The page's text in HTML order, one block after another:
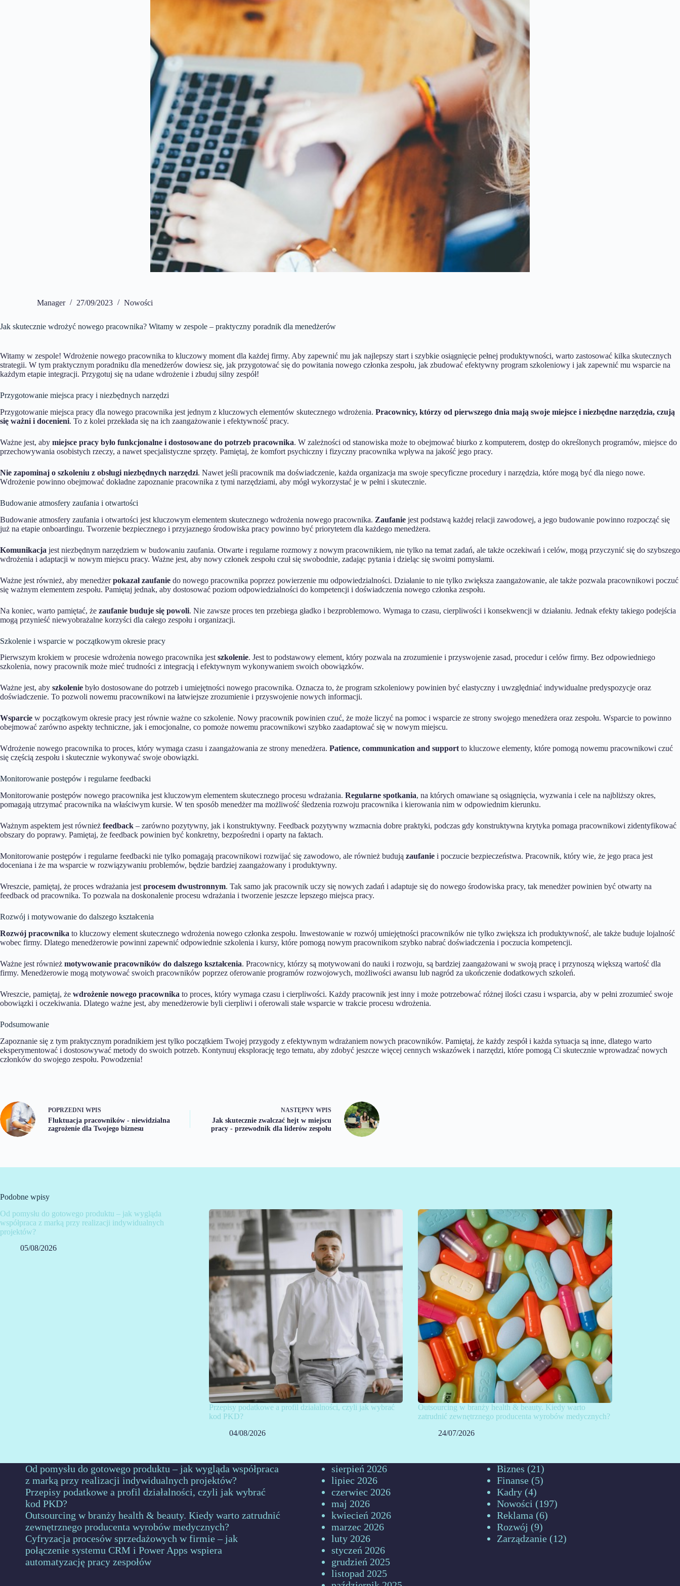
Manager 27/09/2023 Nowości
Jak skutecznie wdrożyć nowego pracownika? Witamy w zespole – praktyczny poradnik dla menedżerów
Witamy w zespole! Wdrożenie nowego pracownika to kluczowy moment dla każdej firmy. Aby zapewnić mu jak najlepszy start i szybkie osiągnięcie pełnej produktywności, warto zastosować kilka skutecznych
strategii. W tym praktycznym poradniku dla menedżerów dowiesz się, jak przygotować się do powitania nowego członka zespołu, jak zbudować efektywny program szkoleniowy i jak zapewnić mu wsparcie na
każdym etapie integracji. Przygotuj się na udane wdrożenie i zbuduj silny zespół!
Przygotowanie miejsca pracy i niezbędnych narzędzi
Przygotowanie miejsca pracy dla nowego pracownika jest jednym z kluczowych elementów skutecznego wdrożenia. Pracownicy, którzy od pierwszego dnia mają swoje miejsce i niezbędne narzędzia, czują
się ważni i docenieni. To z kolei przekłada się na ich zaangażowanie i efektywność pracy.
Ważne jest, aby miejsce pracy było funkcjonalne i dostosowane do potrzeb pracownika. W zależności od stanowiska może to obejmować biurko z komputerem, dostęp do określonych programów, miejsce do
przechowywania osobistych rzeczy, a nawet specjalistyczne sprzęty. Pamiętaj, że komfort psychiczny i fizyczny pracownika wpływa na jakość jego pracy.
Nie zapominaj o szkoleniu z obsługi niezbędnych narzędzi. Nawet jeśli pracownik ma doświadczenie, każda organizacja ma swoje specyficzne procedury i narzędzia, które mogą być dla niego nowe.
Wdrożenie powinno obejmować dokładne zapoznanie pracownika z tymi narzędziami, aby mógł wykorzystać je w pełni i skutecznie.
Budowanie atmosfery zaufania i otwartości
Budowanie atmosfery zaufania i otwartości jest kluczowym elementem skutecznego wdrożenia nowego pracownika. Zaufanie jest podstawą każdej relacji zawodowej, a jego budowanie powinno rozpocząć się
już na etapie onboardingu. Tworzenie bezpiecznego i przyjaznego środowiska pracy powinno być priorytetem dla każdego menedżera.
Komunikacja jest niezbędnym narzędziem w budowaniu zaufania. Otwarte i regularne rozmowy z nowym pracownikiem, nie tylko na temat zadań, ale także oczekiwań i celów, mogą przyczynić się do szybszego
wdrożenia i adaptacji w nowym miejscu pracy. Ważne jest, aby nowy członek zespołu czuł się swobodnie, zadając pytania i dzieląc się swoimi pomysłami.
Ważne jest również, aby menedżerpokazał zaufanie do nowego pracownika poprzez powierzenie mu odpowiedzialności. Działanie to nie tylko zwiększa zaangażowanie, ale także pozwala pracownikowi poczuć
się ważnym elementem zespołu. Pamiętaj jednak, aby dostosować poziom odpowiedzialności do kompetencji i doświadczenia nowego członka zespołu.
Na koniec, warto pamiętać, że zaufanie buduje się powoli. Nie zawsze proces ten przebiega gładko i bezproblemowo. Wymaga to czasu, cierpliwości i konsekwencji w działaniu. Jednak efekty takiego podejścia
mogą przynieść niewyobrażalne korzyści dla całego zespołu i organizacji.
Szkolenie i wsparcie w początkowym okresie pracy
Pierwszym krokiem w procesie wdrożenia nowego pracownika jest szkolenie. Jest to podstawowy element, który pozwala na zrozumienie i przyswojenie zasad, procedur i celów firmy. Bez odpowiedniego
szkolenia, nowy pracownik może mieć trudności z integracją i efektywnym wykonywaniem swoich obowiązków.
Ważne jest, aby szkolenie było dostosowane do potrzeb i umiejętności nowego pracownika. Oznacza to, że program szkoleniowy powinien być elastyczny i uwzględniać indywidualne predyspozycje oraz
doświadczenie. To pozwoli nowemu pracownikowi na łatwiejsze zrozumienie i przyswojenie nowych informacji.
Wsparcie w początkowym okresie pracy jest równie ważne co szkolenie. Nowy pracownik powinien czuć, że może liczyć na pomoc i wsparcie ze strony swojego menedżera oraz zespołu. Wsparcie to powinno
obejmować zarówno aspekty techniczne, jak i emocjonalne, co pomoże nowemu pracownikowi szybko zaadaptować się w nowym miejscu.
Wdrożenie nowego pracownika to proces, który wymaga czasu i zaangażowania ze strony menedżera. Patience, communication and support to kluczowe elementy, które pomogą nowemu pracownikowi czuć
się częścią zespołu i skutecznie wykonywać swoje obowiązki.
Monitorowanie postępów i regularne feedbacki
Monitorowanie postępów nowego pracownika jest kluczowym elementem skutecznego procesu wdrażania. Regularne spotkania, na których omawiane są osiągnięcia, wyzwania i cele na najbliższy okres,
pomagają utrzymać pracownika na właściwym kursie. W ten sposób menedżer ma możliwość śledzenia rozwoju pracownika i kierowania nim w odpowiednim kierunku.
Ważnym aspektem jest również feedback – zarówno pozytywny, jak i konstruktywny. Feedback pozytywny wzmacnia dobre praktyki, podczas gdy konstruktywna krytyka pomaga pracownikowi zidentyfikować
obszary do poprawy. Pamiętaj, że feedback powinien być konkretny, bezpośredni i oparty na faktach.
Monitorowanie postępów i regularne feedbacki nie tylko pomagają pracownikowi rozwijać się zawodowo, ale również budują zaufanie i poczucie bezpieczeństwa. Pracownik, który wie, że jego praca jest
doceniana i że ma wsparcie w rozwiązywaniu problemów, będzie bardziej zaangażowany i produktywny.
Wreszcie, pamiętaj, że proces wdrażania jest procesem dwustronnym. Tak samo jak pracownik uczy się nowych zadań i adaptuje się do nowego środowiska pracy, tak menedżer powinien być otwarty na
feedback od pracownika. To pozwala na doskonalenie procesu wdrażania i tworzenie jeszcze lepszego miejsca pracy.
Rozwój i motywowanie do dalszego kształcenia
Rozwój pracownika to kluczowy element skutecznego wdrożenia nowego członka zespołu. Inwestowanie w rozwój umiejętności pracowników nie tylko zwiększa ich produktywność, ale także buduje lojalność
wobec firmy. Dlatego menedżerowie powinni zapewnić odpowiednie szkolenia i kursy, które pomogą nowym pracownikom szybko nabrać doświadczenia i poczucia kompetencji.
Ważne jest również motywowanie pracowników do dalszego kształcenia. Pracownicy, którzy są motywowani do nauki i rozwoju, są bardziej zaangażowani w swoją pracę i przynoszą większą wartość dla
firmy. Menedżerowie mogą motywować swoich pracowników poprzez oferowanie programów rozwojowych, możliwości awansu lub nagród za ukończenie dodatkowych szkoleń.
Wreszcie, pamiętaj, że wdrożenie nowego pracownika to proces, który wymaga czasu i cierpliwości. Każdy pracownik jest inny i może potrzebować różnej ilości czasu i wsparcia, aby w pełni zrozumieć swoje
obowiązki i oczekiwania. Dlatego ważne jest, aby menedżerowie byli cierpliwi i oferowali stałe wsparcie w trakcie procesu wdrożenia.
Podsumowanie
Zapoznanie się z tym praktycznym poradnikiem jest tylko początkiem Twojej przygody z efektywnym wdrażaniem nowych pracowników. Pamiętaj, że każdy zespół i każda sytuacja są inne, dlatego warto
eksperymentować i dostosowywać metody do swoich potrzeb. Kontynuuj eksplorację tego tematu, aby zdobyć jeszcze więcej cennych wskazówek i narzędzi, które pomogą Ci skutecznie wprowadzać nowych
członków do swojego zespołu. Powodzenia!
POPRZEDNI WPIS
Fluktuacja pracowników - niewidzialna
zagrożenie dla Twojego biznesu
NASTĘPNY WPIS
Jak skutecznie zwalczać hejt w miejscu
pracy - przewodnik dla liderów zespołu
Podobne wpisy
Od pomysłu do gotowego produktu – jak wygląda
współpraca z marką przy realizacji indywidualnych
projektów?
05/08/2026
Przepisy podatkowe a profil działalności, czyli jak wybrać
kod PKD?
04/08/2026
Outsourcing w branży health & beauty. Kiedy warto
zatrudnić zewnętrznego producenta wyrobów medycznych?
24/07/2026
Od pomysłu do gotowego produktu – jak wygląda współpraca
z marką przy realizacji indywidualnych projektów?
Przepisy podatkowe a profil działalności, czyli jak wybrać
kod PKD?
Outsourcing w branży health & beauty. Kiedy warto zatrudnić
zewnętrznego producenta wyrobów medycznych?
Cyfryzacja procesów sprzedażowych w firmie – jak
połączenie systemu CRM i Power Apps wspiera
automatyzację pracy zespołów
sierpień 2026
lipiec 2026
czerwiec 2026
maj 2026
kwiecień 2026
marzec 2026
luty 2026
styczeń 2026
grudzień 2025
listopad 2025
Biznes (21)
Finanse (5)
Kadry (4)
Nowości (197)
Reklama (6)
Rozwój (9)
Zarządzanie (12)